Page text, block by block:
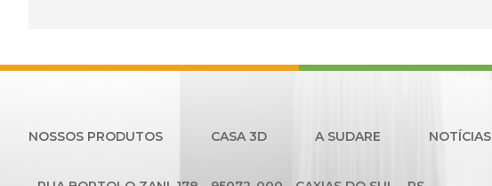
NOSSOS PRODUTOS CASA 3D A SUDARE NOTÍCIAS